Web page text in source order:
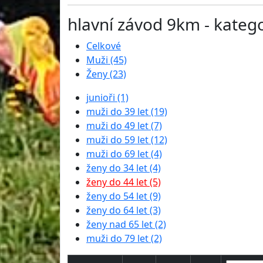
hlavní závod 9km -
Celkové
Muži (45)
Ženy (23)
junioři (1)
muži do 39 let (19)
muži do 49 let (7)
muži do 59 let (12)
muži do 69 let (4)
ženy do 34 let (4)
ženy do 44 let (5)
ženy do 54 let (9)
ženy do 64 let (3)
ženy nad 65 let (2)
muži do 79 let (2)